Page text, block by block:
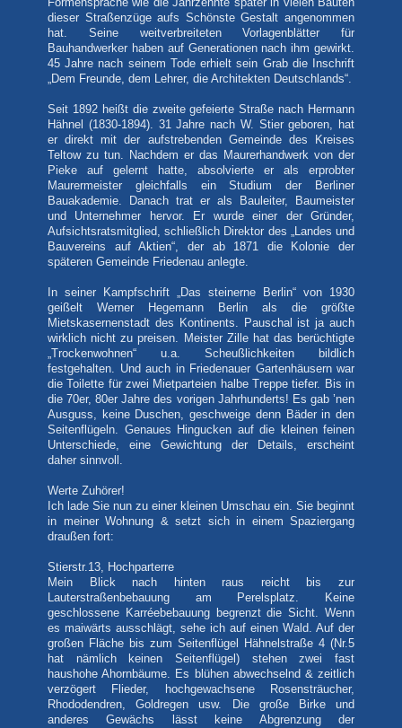
Formensprache wie die Jahrzehnte später in vielen Bauten
dieser Straßenzüge aufs Schönste Gestalt angenommen
hat. Seine weitverbreiteten Vorlagenblätter für
Bauhandwerker haben auf Generationen nach ihm gewirkt.
45 Jahre nach seinem Tode erhielt sein Grab die Inschrift
„Dem Freunde, dem Lehrer, die Architekten Deutschlands“.
Seit 1892 heißt die zweite gefeierte Straße nach Hermann
Hähnel (1830-1894). 31 Jahre nach W. Stier geboren, hat
er direkt mit der aufstrebenden Gemeinde des Kreises
Teltow zu tun. Nachdem er das Maurerhandwerk von der
Pieke auf gelernt hatte, absolvierte er als erprobter
Maurermeister gleichfalls ein Studium der Berliner
Bauakademie. Danach trat er als Bauleiter, Baumeister
und Unternehmer hervor. Er wurde einer der Gründer,
Aufsichtsratsmitglied, schließlich Direktor des „Landes und
Bauvereins auf Aktien“, der ab 1871 die Kolonie der
späteren Gemeinde Friedenau anlegte.
In seiner Kampfschrift „Das steinerne Berlin“ von 1930
geißelt Werner Hegemann Berlin als die größte
Mietskasernenstadt des Kontinents. Pauschal ist ja auch
wirklich nicht zu preisen. Meister Zille hat das berüchtigte
„Trockenwohnen“ u.a. Scheußlichkeiten bildlich
festgehalten. Und auch in Friedenauer Gartenhäusern war
die Toilette für zwei Mietparteien halbe Treppe tiefer. Bis in
die 70er, 80er Jahre des vorigen Jahrhunderts! Es gab ’nen
Ausguss, keine Duschen, geschweige denn Bäder in den
Seitenflügeln. Genaues Hingucken auf die kleinen feinen
Unterschiede, eine Gewichtung der Details, erscheint
daher sinnvoll.
Werte Zuhörer!
Ich lade Sie nun zu einer kleinen Umschau ein. Sie beginnt
in meiner Wohnung & setzt sich in einem Spaziergang
draußen fort:
Stierstr.13, Hochparterre
Mein Blick nach hinten raus reicht bis zur
Lauterstraßenbebauung am Perelsplatz. Keine
geschlossene Karréebebauung begrenzt die Sicht. Wenn
es maiwärts ausschlägt, sehe ich auf einen Wald. Auf der
großen Fläche bis zum Seitenflügel Hähnelstraße 4 (Nr.5
hat nämlich keinen Seitenflügel) stehen zwei fast
haushohe Ahornbäume. Es blühen abwechselnd & zeitlich
verzögert Flieder, hochgewachsene Rosensträucher,
Rhododendren, Goldregen usw. Die große Birke und
anderes Gewächs lässt keine Abgrenzung der